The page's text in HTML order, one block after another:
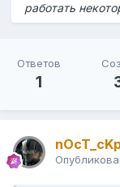
работать
Ответов
1